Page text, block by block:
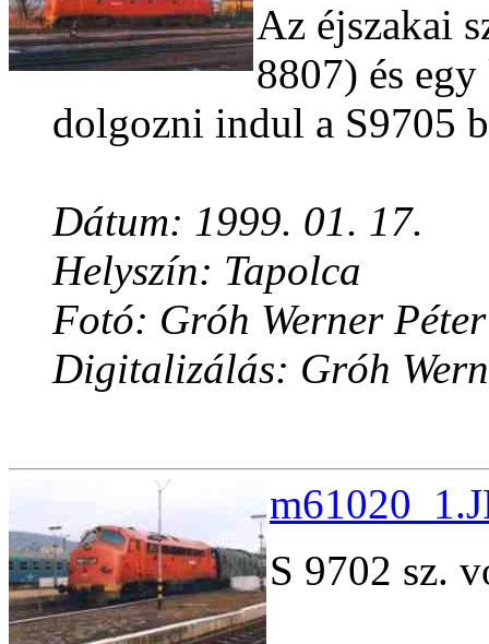
Az éjszakai
8807) és
dolgozni indul a S9705
Dátum: 1999. 01. 17.
Helyszín: Tapolca
Fotó: Gróh Werner Péter
Digitalizálás: Gróh
S 9702 sz.